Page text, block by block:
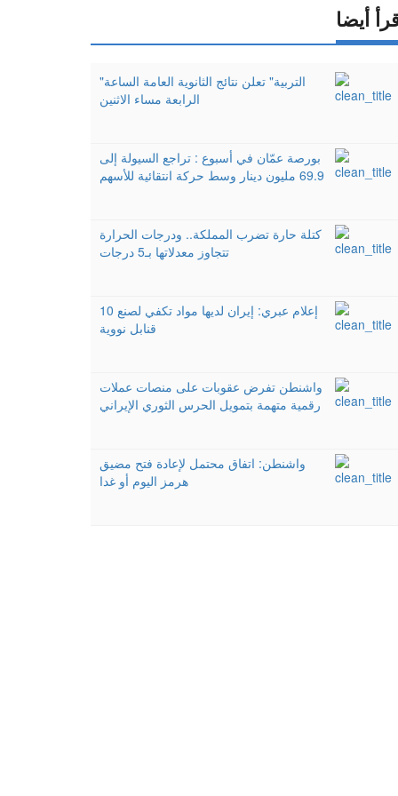
أيضا
"التربية" تعلن نتائج الثانوية العامة الساعة
الرابعة مساء الاثنين
بورصة عمّان في أسبوع : تراجع السيولة إلى
69.9 مليون دينار وسط حركة انتقائية للأسهم
كتلة حارة تضرب المملكة.. ودرجات الحرارة
تتجاوز معدلاتها بـ5 درجات
إعلام عبري: إيران لديها مواد تكفي لصنع 10
قنابل نووية
واشنطن تفرض عقوبات على منصات عملات
رقمية متهمة بتمويل الحرس الثوري الإيراني
واشنطن: اتفاق محتمل لإعادة فتح مضيق
هرمز اليوم أو غدا